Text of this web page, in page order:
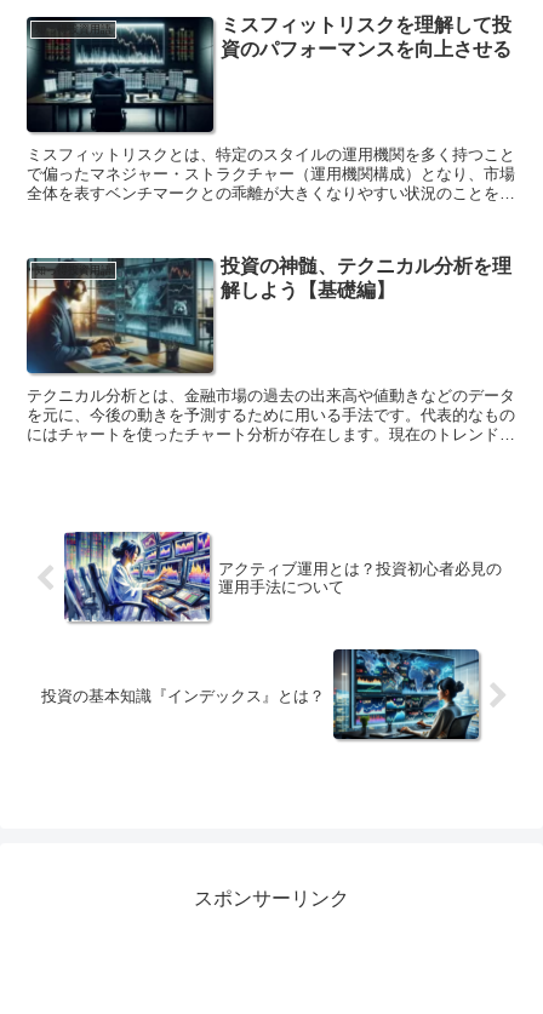
投資家が証券会社に株式や債券を購入する注文を出すと、証券会社は
その注文を市場に出して売買が行われます。売買が成立すると、投資
家と証券会社の間で決済が行われ、投資家は証券会社に代金を支払
い、証券会社は投資家に株式や債券を引き渡します。 T+〇の決済期
間は、投資家にとって重要なポイントです。決済期間が長いと、投資
家が株式や債券を取得したり、処分したりするまでに時間がかかって
しまいます。また、決済期間が長いと、その間に株式や債券の価格が
変動する可能性があり、投資家に損失が発生する可能性があります。
知っ得投資用語
ミスフィットリスクを理解して投
資のパフォーマンスを向上させる
ミスフィットリスクとは、特定のスタイルの運用機関を多く持つこと
で偏ったマネジャー・ストラクチャー（運用機関構成）となり、市場
全体を表すベンチマークとの乖離が大きくなりやすい状況のことをい
多く保有する運用機関が多い場合、景気が良い時には収益率がベンチ
マークを大きく上回る可能性が高いが、景気が悪くなると収益率がベ
ンチマークを大きく下回る可能性が高い。
知っ得投資用語
投資の神髄、テクニカル分析を理
解しよう【基礎編】
テクニカル分析とは、金融市場の過去の出来高や値動きなどのデータ
を元に、今後の動きを予測するために用いる手法です。代表的なもの
にはチャートを使ったチャート分析が存在します。現在のトレンドを
は、ファンダメンタル分析と並んで、投資家やトレーダーが投資判断
を行う際に広く用いられている分析手法です。ファンダメンタル分析
は、企業の財務状況や業界の動向など、企業の価値を判断する上で重
要な要素を分析する手法です。一方、テクニカル分析は、過去の価格
データから今後の値動きを予測する手法です。 テクニカル分析は、
チャート分析、出来高分析、移動平均線分析、一目均衡表分析など、
さまざまな手法があります。チャート分析とは、価格データが時間経
過とともにどのように変動しているかを示したグラフを分析する手法
です。出来高分析とは、取引された株数や出来高を分析する手法で
す。移動平均線分析とは、一定期間の株価を平均した線を引き、その
線の動きから今後の値動きを予測する手法です。一目均衡表分析と
は、価格データ、出来高、移動平均線などを組み合わせたチャート分
アクティブ運用とは？投資初心者必見の
運用手法について
投資の基本知識『インデックス』とは？
スポンサーリンク